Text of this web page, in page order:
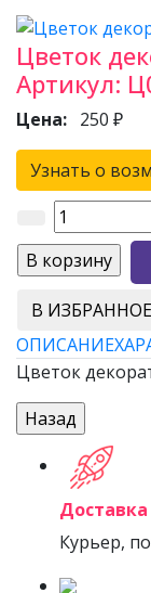
Цветок
Артикул:
Цена: 250 ₽
Узнать о
В
ОПИСАНИЕ
Цветок
Доставка
Курьер,